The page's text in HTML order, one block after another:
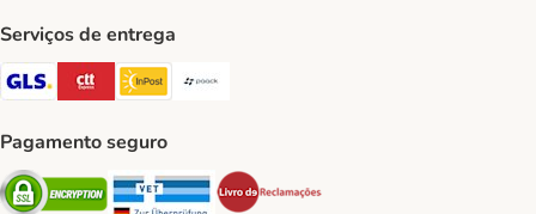
Serviços de entrega
GLS Shipping Method
CTTExpress Shipping Method
InPost Shipping Method
Pagamento seguro
Security Security